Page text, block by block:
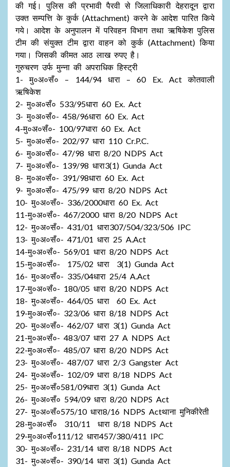
की गई। पुलिस की प्रभावी पैरवी से जिलाधिकारी देहरादून द्वारा
उक्त सम्पत्ति के कुर्क (Attachment) करने के आदेश पारित किये
गये। आदेश के अनुपालन में परिवहन विभाग तथा ऋषिकेश पुलिस
टीम की संयुक्त टीम द्वारा वाहन को कुर्क (Attachment) किया
गया। जिसकी कीमत आठ लाख रुपए है।
गुरुचरण उर्फ मुन्ना की अपराधिक हिस्ट्री
1- मु०अ०सँ० – 144/94 धारा – 60 Ex. Act कोतवाली
ऋषिकेश
2- मु०अ०सँ० 533/95धारा 60 Ex. Act
3- मु०अ०सँ०- 458/96धारा 60 Ex. Act
4-मु०अ०सँ०- 100/97धारा 60 Ex. Act
5- मु०अ०सँ०- 202/97 धारा 110 Cr.P.C.
6- मु०अ०सँ०- 47/98 धारा 8/20 NDPS Act
7- मु०अ०सँ०- 139/98 धारा3(1) Gunda Act
8- मु०अ०सँ०- 391/98धारा 60 Ex. Act
9- मु०अ०सँ०- 475/99 धारा 8/20 NDPS Act
10- मु०अ०सँ०- 336/2000धारा 60 Ex. Act
11-मु०अ०सँ०- 467/2000 धारा 8/20 NDPS Act
12- मु०अ०सँ०- 431/01 धारा307/504/323/506 IPC
13- मु०अ०सँ०- 471/01 धारा 25 A.Act
14-मु०अ०सँ०- 569/01 धारा 8/20 NDPS Act
15-मु०अ०सँ०- 175/02 धारा 3(1) Gunda Act
16- मु०अ०सँ०- 335/04धारा 25/4 A.Act
17-मु०अ०सँ०- 180/05 धारा 8/20 NDPS Act
18- मु०अ०सँ०- 464/05 धारा 60 Ex. Act
19-मु०अ०सँ०- 323/06 धारा 8/18 NDPS Act
20- मु०अ०सँ०- 462/07 धारा 3(1) Gunda Act
21-मु०अ०सँ०- 483/07 धारा 27 A NDPS Act
22-मु०अ०सँ०- 485/07 धारा 8/20 NDPS Act
23- मु०अ०सँ०- 487/07 धारा 2/3 Gangster Act
24- मु०अ०सँ०- 102/09 धारा 8/18 NDPS Act
25- मु०अ०सँ०581/09धारा 3(1) Gunda Act
26- मु०अ०सँ० 594/09 धारा 8/20 NDPS Act
27- मु०अ०सँ०575/10 धारा8/16 NDPS Actथाना मुनिकीरेती
28-मु०अ०सँ० 310/11 धारा 8/18 NDPS Act
29-मु०अ०सँ०111/12 धारा457/380/411 IPC
30- मु०अ०सँ०- 231/14 धारा 8/18 NDPS Act
31- मु०अ०सँ०- 390/14 धारा 3(1) Gunda Act